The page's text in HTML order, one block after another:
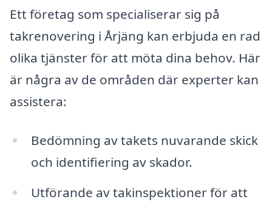
Ett företag som specialiserar sig på
takrenovering i Årjäng kan erbjuda en rad
olika tjänster för att möta dina behov. Här
är några av de områden där experter kan
assistera:
Bedömning av takets nuvarande skick
och identifiering av skador.
Utförande av takinspektioner för att